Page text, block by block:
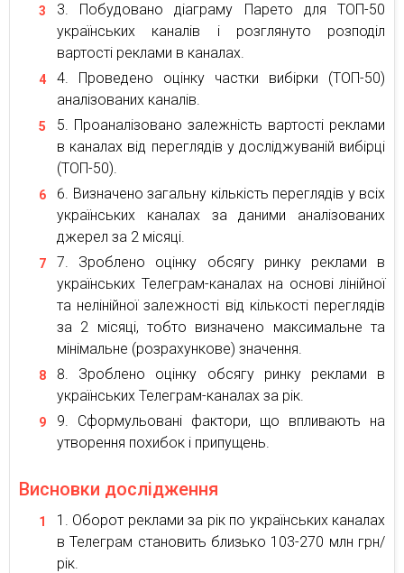
Побудовано діаграму Парето для ТОП-50
українських каналів і розглянуто розподіл
вартості реклами в каналах.
Проведено оцінку частки вибірки (ТОП-50)
аналізованих каналів.
Проаналізовано залежність вартості реклами
в каналах від переглядів у досліджуваній вибірці
(ТОП-50).
Визначено загальну кількість переглядів у всіх
українських каналах за даними аналізованих
джерел за 2 місяці.
Зроблено оцінку обсягу ринку реклами в
українських Телеграм-каналах на основі лінійної
та нелінійної залежності від кількості переглядів
за 2 місяці, тобто визначено максимальне та
мінімальне (розрахункове) значення.
Зроблено оцінку обсягу ринку реклами в
українських Телеграм-каналах за рік.
Сформульовані фактори, що впливають на
утворення похибок і припущень.
Висновки дослідження
Оборот реклами за рік по українських каналах
в Телеграм становить близько 103-270 млн грн/
рік.